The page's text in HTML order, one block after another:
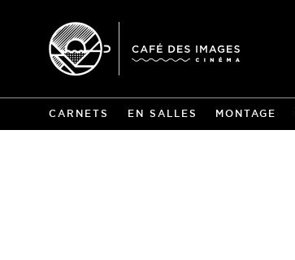
CARNETS EN SALLES MONTAGE